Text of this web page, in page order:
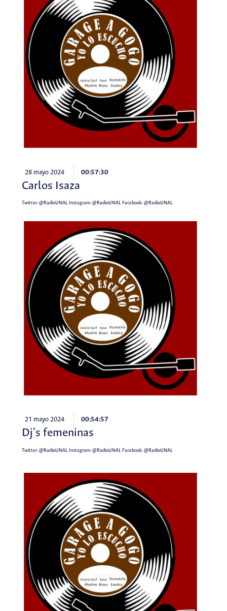
28 mayo 2024 00:57:30
Carlos Isaza
Twitter:@RadioUNALInstagram:@RadioUNALFacebook:@RadioUNAL
21 mayo 2024 00:54:57
Dj's femeninas
Twitter:@RadioUNALInstagram:@RadioUNALFacebook:@RadioUNAL